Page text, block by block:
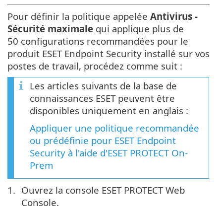
Pour définir la politique appelée Antivirus -
Sécurité maximale qui applique plus de
50 configurations recommandées pour le
produit ESET Endpoint Security installé sur vos
postes de travail, procédez comme suit :
Les articles suivants de la base de
connaissances ESET peuvent être
disponibles uniquement en anglais :
Appliquer une politique recommandée
ou prédéfinie pour ESET Endpoint
Security à l'aide d'ESET PROTECT On-
Prem
Ouvrez la console ESET PROTECT Web
Console.